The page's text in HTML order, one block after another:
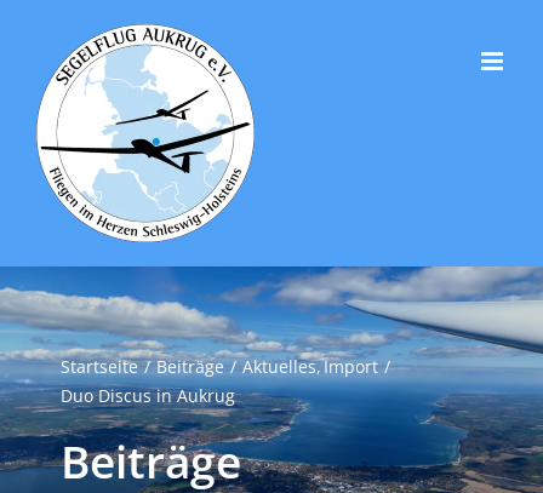
springen
Startseite Beiträge Aktuelles Import
Duo Discus in Aukrug
Beiträge